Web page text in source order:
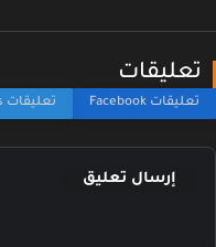
إرسال تعليق